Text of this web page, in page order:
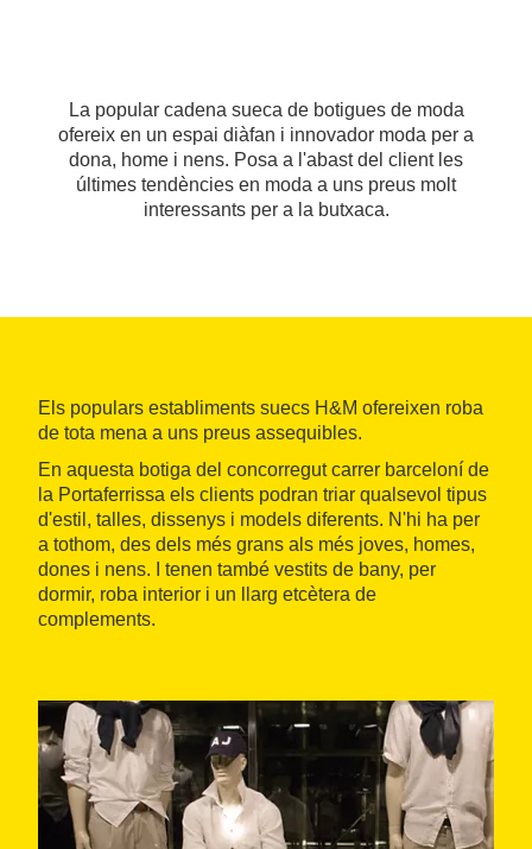
La popular cadena sueca de botigues de moda
ofereix en un espai diàfan i innovador moda per a
dona, home i nens. Posa a l'abast del client les
últimes tendències en moda a uns preus molt
interessants per a la butxaca.
Els populars establiments suecs H&M ofereixen roba
de tota mena a uns preus assequibles.
En aquesta botiga del concorregut carrer barceloní de
la Portaferrissa els clients podran triar qualsevol tipus
d'estil, talles, dissenys i models diferents. N'hi ha per
a tothom, des dels més grans als més joves, homes,
dones i nens. I tenen també vestits de bany, per
dormir, roba interior i un llarg etcètera de
complements.